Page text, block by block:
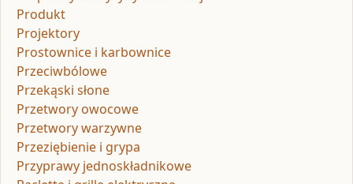
Produkt
Projektory
Prostownice i karbownice
Przeciwbólowe
Przekąski słone
Przetwory owocowe
Przetwory warzywne
Przeziębienie i grypa
Przyprawy jednoskładnikowe